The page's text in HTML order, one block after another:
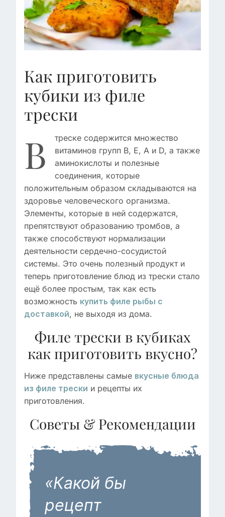
Как приготовить
кубики из филе
трески
В
треске содержится множество
витаминов групп B, Е, А и D, а также
аминокислоты и полезные
соединения, которые
положительным образом складываются на
здоровье человеческого организма.
Элементы, которые в ней содержатся,
препятствуют образованию тромбов, а
также способствуют нормализации
деятельности сердечно-сосудистой
системы. Это очень полезный продукт и
теперь приготовление блюд из трески стало
ещё более простым, так как есть
возможность купить филе рыбы с
доставкой, не выходя из дома.
Филе трески в кубиках
как приготовить вкусно?
Ниже представлены самые вкусные блюда
из филе трески и рецепты их
приготовления.
Советы & Рекомендации
«Какой бы
рецепт